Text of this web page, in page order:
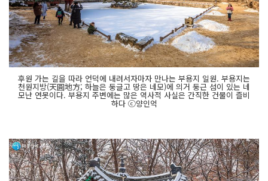
후원 가는 길을 따라 언덕에 내려서자마자 만나는 부용지 일원. 부용지는
천원지방(天圓地方; 하늘은 둥글고 땅은 네모)에 의거 둥근 섬이 있는 네
모난 연못이다. 부용지 주변에는 많은 역사적 사실은 간직한 건물이 즐비
하다 ⓒ양인억